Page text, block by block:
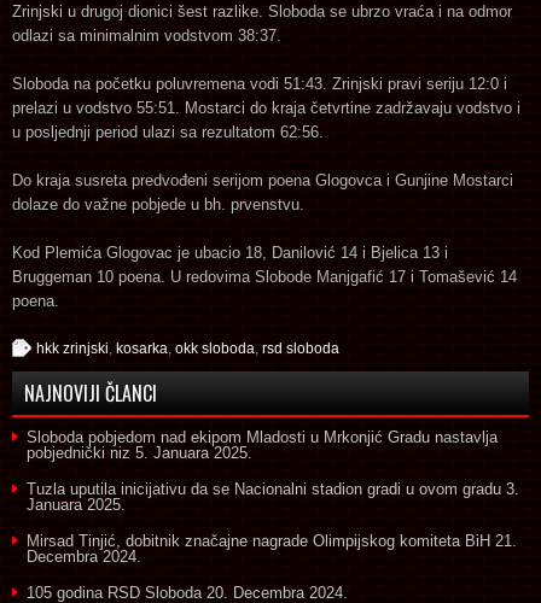
Zrinjski u drugoj dionici šest razlike. Sloboda se ubrzo vraća i na odmor
odlazi sa minimalnim vodstvom 38:37.
Sloboda na početku poluvremena vodi 51:43. Zrinjski pravi seriju 12:0 i
prelazi u vodstvo 55:51. Mostarci do kraja četvrtine zadržavaju vodstvo i
u posljednji period ulazi sa rezultatom 62:56.
Do kraja susreta predvođeni serijom poena Glogovca i Gunjine Mostarci
dolaze do važne pobjede u bh. prvenstvu.
Kod Plemića Glogovac je ubacio 18, Danilović 14 i Bjelica 13 i
Bruggeman 10 poena. U redovima Slobode Manjgafić 17 i Tomašević 14
poena.
hkk zrinjski kosarka okk sloboda rsd sloboda
NAJNOVIJI ČLANCI
Sloboda pobjedom nad ekipom Mladosti u Mrkonjić Gradu nastavlja
pobjednički niz 5. Januara 2025.
Tuzla uputila inicijativu da se Nacionalni stadion gradi u ovom gradu 3.
Januara 2025.
Mirsad Tinjić, dobitnik značajne nagrade Olimpijskog komiteta BiH 21.
Decembra 2024.
105 godina RSD Sloboda 20. Decembra 2024.